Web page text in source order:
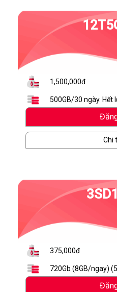
1,500,000đ
500GB/30 ngày. Hết
Chi
375,000đ
720Gb (8GB/ngay) (5GB sử dụng tại Hồ Chí
Minh, Cần Thơ, Đà